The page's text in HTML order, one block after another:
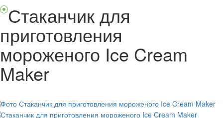
Стаканчик для
приготовления
мороженого Ice Cream
Maker